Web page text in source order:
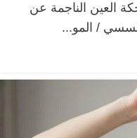
العين الناجمة عن
/ المو...